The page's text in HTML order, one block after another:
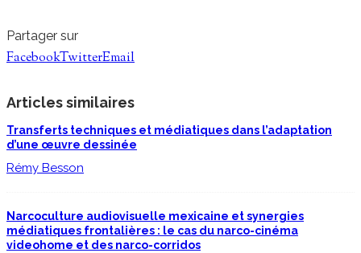
Partager sur
FacebookTwitterEmail
Articles similaires
Transferts techniques et médiatiques dans l’adaptation
d’une œuvre dessinée
Rémy Besson
Narcoculture audiovisuelle mexicaine et synergies
médiatiques frontalières : le cas du narco-cinéma
videohome et des narco-corridos